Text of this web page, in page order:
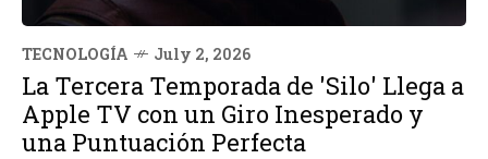
TECNOLOGÍA July 2, 2026
La Tercera Temporada de 'Silo' Llega a
Apple TV con un Giro Inesperado y
una Puntuación Perfecta